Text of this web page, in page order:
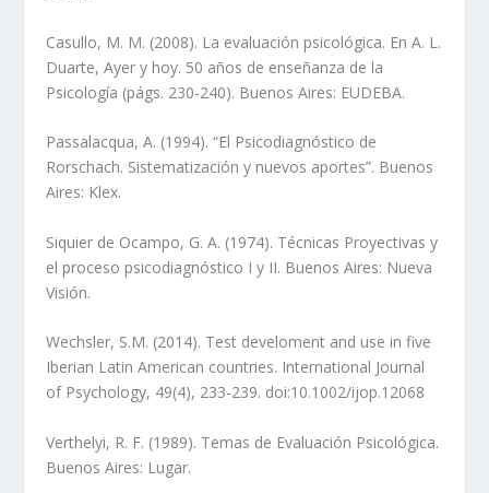
Casullo, M. M. (2008). La evaluación psicológica. En A. L.
Duarte, Ayer y hoy. 50 años de enseñanza de la
Psicología (págs. 230-240). Buenos Aires: EUDEBA.
Passalacqua, A. (1994). “El Psicodiagnóstico de
Rorschach. Sistematización y nuevos aportes”. Buenos
Aires: Klex.
Siquier de Ocampo, G. A. (1974). Técnicas Proyectivas y
el proceso psicodiagnóstico I y II. Buenos Aires: Nueva
Visión.
Wechsler, S.M. (2014). Test develoment and use in five
Iberian Latin American countries. International Journal
of Psychology, 49(4), 233-239. doi:10.1002/ijop.12068
Verthelyi, R. F. (1989). Temas de Evaluación Psicológica.
Buenos Aires: Lugar.